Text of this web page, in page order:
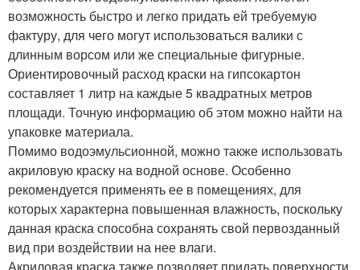
возможность быстро и легко придать ей требуемую
фактуру, для чего могут использоваться валики с
длинным ворсом или же специальные фигурные.
Ориентировочный расход краски на гипсокартон
составляет 1 литр на каждые 5 квадратных метров
площади. Точную информацию об этом можно найти на
упаковке материала.
Помимо водоэмульсионной, можно также использовать
акриловую краску на водной основе. Особенно
рекомендуется применять ее в помещениях, для
которых характерна повышенная влажность, поскольку
данная краска способна сохранять свой первозданный
вид при воздействии на нее влаги.
Акриловая краска также позволяет придать поверхности